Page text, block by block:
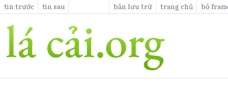
tin trước tin sau bản lưu trữ trang chủ bỏ